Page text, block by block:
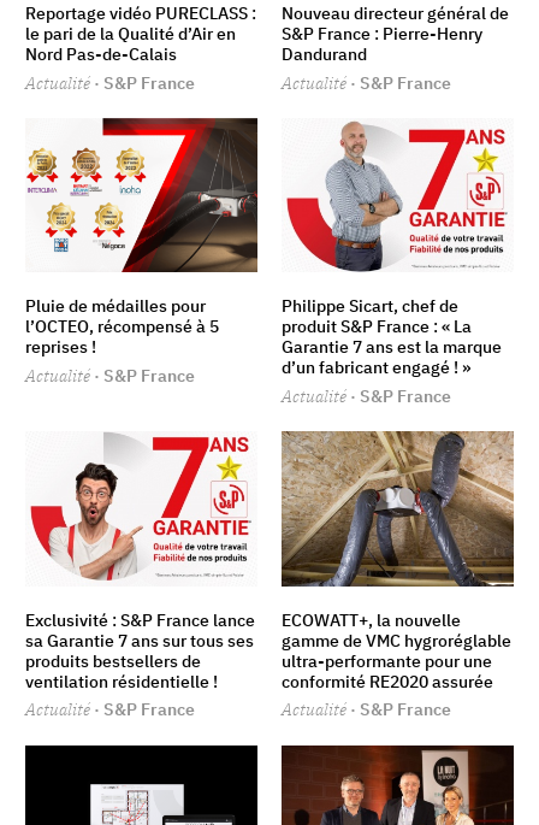
Reportage vidéo PURECLASS :
le pari de la Qualité d’Air en
Nord Pas-de-Calais
Actualité · S&P France
Nouveau directeur général de
S&P France : Pierre-Henry
Dandurand
Actualité · S&P France
Pluie de médailles pour
l’OCTEO, récompensé à 5
reprises !
Actualité · S&P France
Philippe Sicart, chef de
produit S&P France : « La
Garantie 7 ans est la marque
d’un fabricant engagé ! »
Actualité · S&P France
Exclusivité : S&P France lance
sa Garantie 7 ans sur tous ses
produits bestsellers de
ventilation résidentielle !
Actualité · S&P France
ECOWATT+, la nouvelle
gamme de VMC hygroréglable
ultra-performante pour une
conformité RE2020 assurée
Actualité · S&P France